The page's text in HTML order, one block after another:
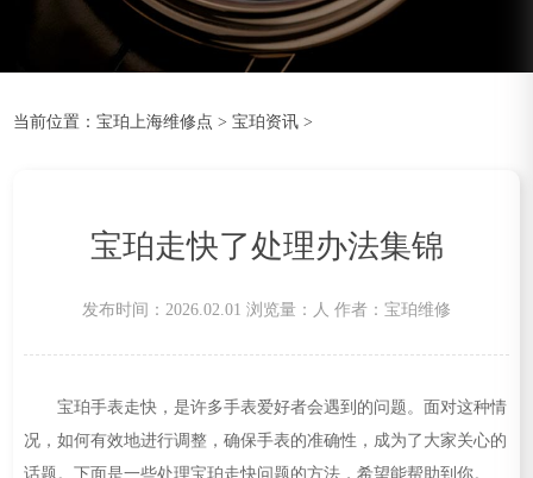
当前位置：宝珀上海维修点 >宝珀资讯 >
宝珀走快了处理办法集锦
发布时间：2026.02.01 浏览量： 人 作者：宝珀维修
宝珀手表走快，是许多手表爱好者会遇到的问题。面对这种情
况，如何有效地进行调整，确保手表的准确性，成为了大家关心的
话题。下面是一些处理宝珀走快问题的方法，希望能帮助到你。